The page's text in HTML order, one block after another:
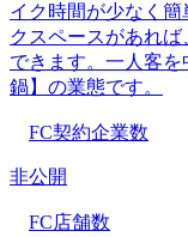
イク時間が少なく
クスペースがあれ
できます。一人客
鍋】の業態です。
FC契約企業数
非公開
FC店舗数